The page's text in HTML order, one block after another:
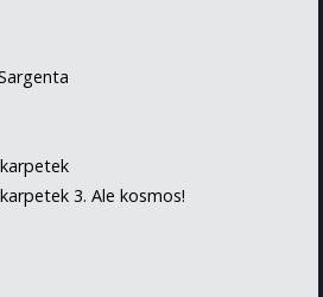
3. Ale kosmos!